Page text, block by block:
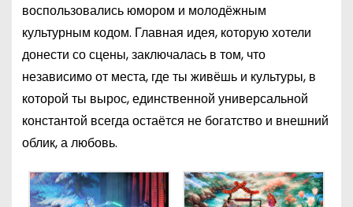
воспользовались юмором и молодёжным
культурным кодом. Главная идея, которую хотели
донести со сцены, заключалась в том, что
независимо от места, где ты живёшь и культуры, в
которой ты вырос, единственной универсальной
константой всегда остаётся не богатство и внешний
облик, а любовь.